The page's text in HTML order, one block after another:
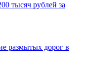
тысяч рублей за
размытых дорог в